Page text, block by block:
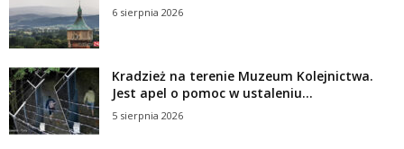
6 sierpnia 2026
Kradzież na terenie Muzeum Kolejnictwa.
Jest apel o pomoc w ustaleniu...
5 sierpnia 2026